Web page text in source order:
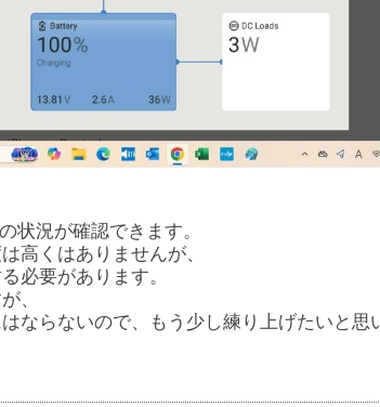
状況が確認できます。
高くはありませんが、
必要があります。
、
ならないので、もう少し練り上げたいと思